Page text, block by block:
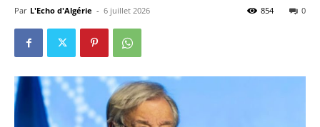
Par L'Echo d'Algérie - 6 juillet 2026 0
854